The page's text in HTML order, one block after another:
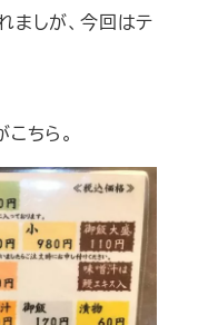
しが、今回はテ
ちら。